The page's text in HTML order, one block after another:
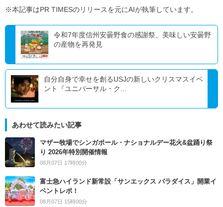
※本記事はPR TIMESのリリースを元にAIが執筆しています。
令和7年度信州安曇野食の感謝祭、美味しい安曇野
の産物を再発見
自分自身で幸せを創るUSJの新しいクリスマスイベ
ント『ユニバーサル・ク...
あわせて読みたい記事
マザー牧場でシンガポール・ナショナルデー花火&盆踊り祭
り 2026年特別開催情報
08月07日 17時00分
富士急ハイランド新常設「サンエックス パラダイス」開業イ
ベントレポ！
08月07日 15時00分